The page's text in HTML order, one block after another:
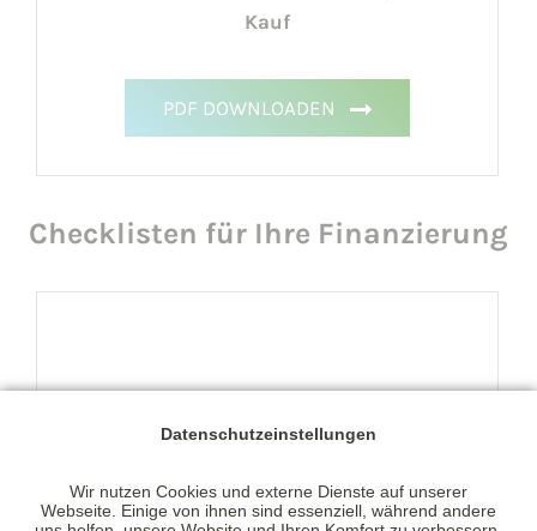
Kauf
PDF DOWNLOADEN
Checklisten für Ihre Finanzierung
Checkliste - Kauf einer Eigentumswohnung
PDF DOWNLOADEN
Datenschutzeinstellungen
Wir nutzen Cookies und externe Dienste auf unserer
Webseite. Einige von ihnen sind essenziell, während andere